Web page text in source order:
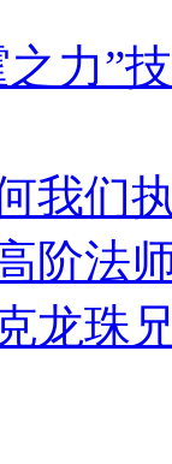
力”
我们
阶法
龙珠